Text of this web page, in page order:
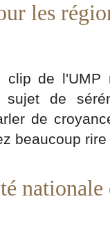
les
clip de l'UMP
de
de
beaucoup rire
nationale